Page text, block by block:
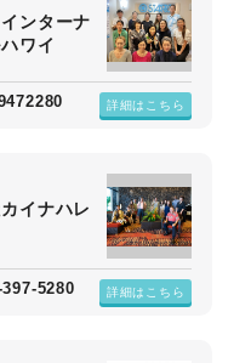
ンターナ
ワイ
詳細はこちら
イナハレ
5280 詳細はこちら